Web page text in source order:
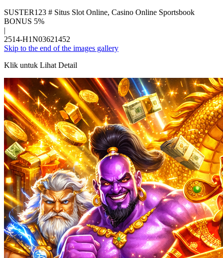
SUSTER123 # Situs Slot Online, Casino Online Sportsbook
BONUS 5%
|
2514-H1N03621452
Skip to the end of the images gallery
Klik untuk Lihat Detail